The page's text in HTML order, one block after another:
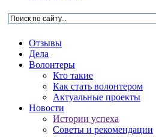
Отзывы
Дела
Волонтеры
Кто такие
Как стать волонтером
Актуальные проекты
Новости
Истории успеха
Советы и рекомендации